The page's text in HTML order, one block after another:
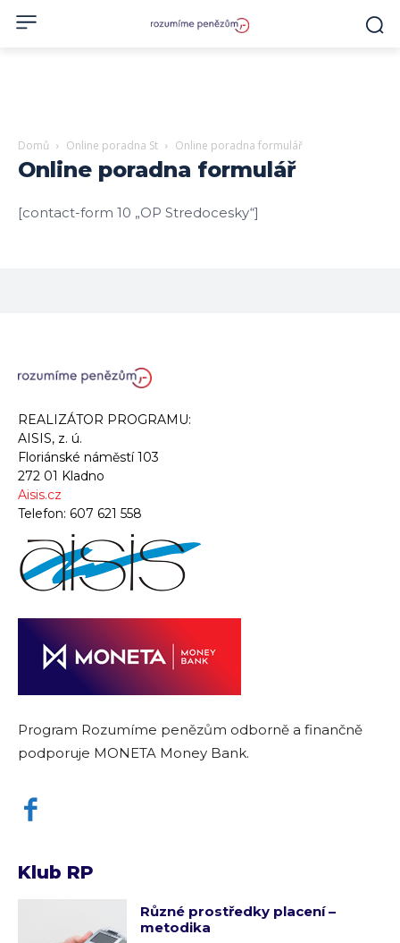
Domů Online poradna St Online poradna formulář
Online poradna formulář
[contact-form 10 „OP Stredocesky“]
REALIZÁTOR PROGRAMU:
AISIS, z. ú.
Floriánské náměstí 103
272 01 Kladno
Aisis.cz
Telefon: 607 621 558
Program Rozumíme penězům odborně a finančně
podporuje MONETA Money Bank.
Klub RP
Různé prostředky placení –
metodika